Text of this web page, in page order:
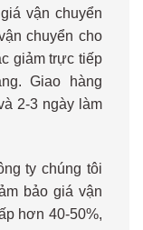
vận chuyển
chuyển cho
giảm trực tiếp
Giao hàng
2-3 ngày làm
ty chúng tôi
bảo giá vận
hơn 40-50%,